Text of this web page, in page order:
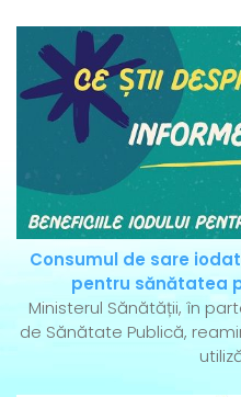
Consumul de sare
pentru sănătatea
Ministerul Sănătății, în
de Sănătate Publică,